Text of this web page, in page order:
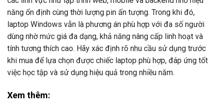
năng ổn định cùng thời lượng pin ấn tượng. Trong khi đó,
laptop Windows vẫn là phương án phù hợp với đa số người
dùng nhờ mức giá đa dạng, khả năng nâng cấp linh hoạt và
tính tương thích cao. Hãy xác định rõ nhu cầu sử dụng trước
khi mua để lựa chọn được chiếc laptop phù hợp, đáp ứng tốt
việc học tập và sử dụng hiệu quả trong nhiều năm.
Xem thêm: